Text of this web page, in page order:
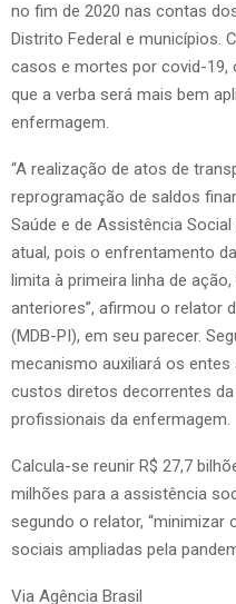
no fim de 2020 nas contas
Distrito Federal e municípios.
casos e mortes por covid-19,
que a verba será mais bem
enfermagem.
“A realização de atos de
reprogramação de saldos
Saúde e de Assistência
atual, pois o enfrentamento
limita à primeira linha de
anteriores”, afirmou o relator
(MDB-PI), em seu parecer.
mecanismo auxiliará os
custos diretos decorrentes
profissionais da enfermagem.
Calcula-se reunir R$ 27,7
milhões para a assistência
segundo o relator,
sociais ampliadas pela
Via Agência Brasil